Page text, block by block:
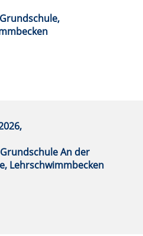
An der
Lehrschwimmbecken